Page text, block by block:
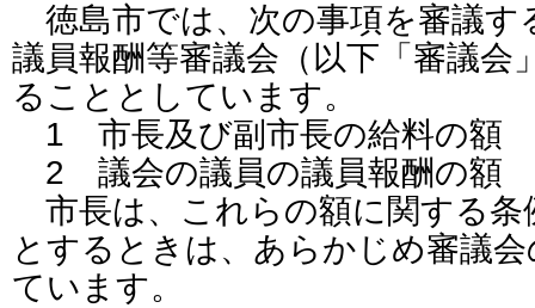
徳島市では、次の事項を審議す
議員報酬等審議会（以下「審議会
ることとしています。
1 市長及び副市長の給料の額
2 議会の議員の議員報酬の額
市長は、これらの額に関する条
とするときは、あらかじめ審議
ています。